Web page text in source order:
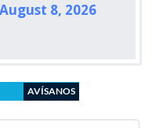
August 8, 2026
AVÍSANOS